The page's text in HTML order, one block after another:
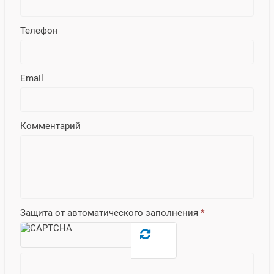
Телефон
Email
Комментарий
Защита от автоматического заполнения *